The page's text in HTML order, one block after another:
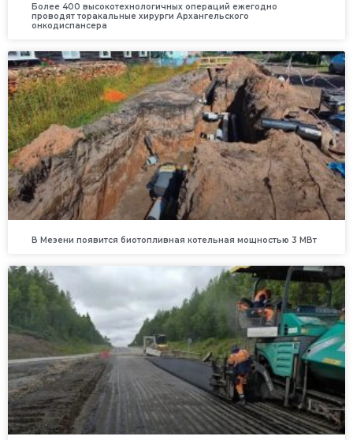
Более 400 высокотехнологичных операций ежегодно
проводят торакальные хирурги Архангельского
онкодиспансера
В Мезени появится биотопливная котельная мощностью 3 МВт